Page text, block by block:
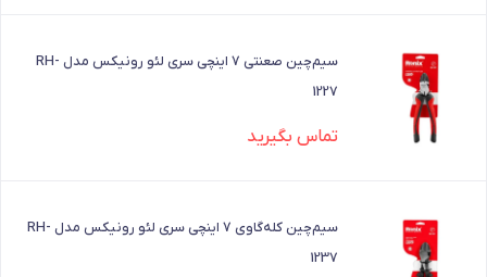
سیم‌چین صعنتی 7 اینچی سری لئو رونیکس مدل RH-
1227
تماس بگیرید
سیم‌چین کله‌گاوی 7 اینچی سری لئو رونیکس مدل RH-
1237